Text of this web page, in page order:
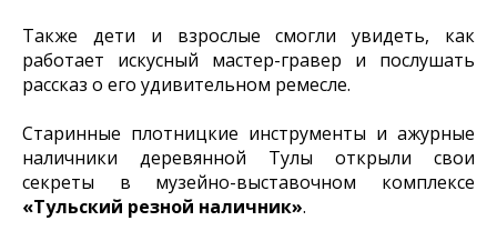
Также дети и взрослые смогли увидеть, как
работает искусный мастер-гравер и послушать
рассказ о его удивительном ремесле.
Старинные плотницкие инструменты и ажурные
наличники деревянной Тулы открыли свои
секреты в музейно-выставочном комплексе
«Тульский резной наличник».